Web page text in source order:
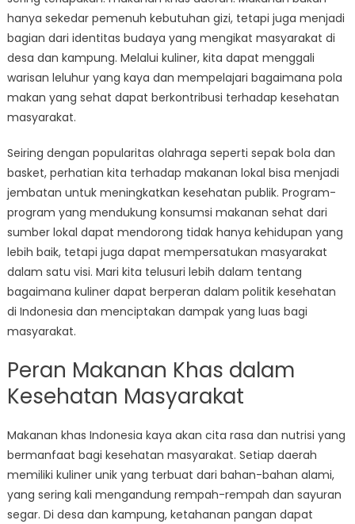
Khas
untuk
Kesehatan
Masyarakat
hanya sekedar pemenuh kebutuhan gizi, tetapi juga menjadi
bagian dari identitas budaya yang mengikat masyarakat di
desa dan kampung. Melalui kuliner, kita dapat menggali
warisan leluhur yang kaya dan mempelajari bagaimana pola
makan yang sehat dapat berkontribusi terhadap kesehatan
masyarakat.
Seiring dengan popularitas olahraga seperti sepak bola dan
basket, perhatian kita terhadap makanan lokal bisa menjadi
jembatan untuk meningkatkan kesehatan publik. Program-
program yang mendukung konsumsi makanan sehat dari
sumber lokal dapat mendorong tidak hanya kehidupan yang
lebih baik, tetapi juga dapat mempersatukan masyarakat
dalam satu visi. Mari kita telusuri lebih dalam tentang
bagaimana kuliner dapat berperan dalam politik kesehatan
di Indonesia dan menciptakan dampak yang luas bagi
masyarakat.
Peran Makanan Khas dalam
Kesehatan Masyarakat
Makanan khas Indonesia kaya akan cita rasa dan nutrisi yang
bermanfaat bagi kesehatan masyarakat. Setiap daerah
memiliki kuliner unik yang terbuat dari bahan-bahan alami,
yang sering kali mengandung rempah-rempah dan sayuran
segar. Di desa dan kampung, ketahanan pangan dapat